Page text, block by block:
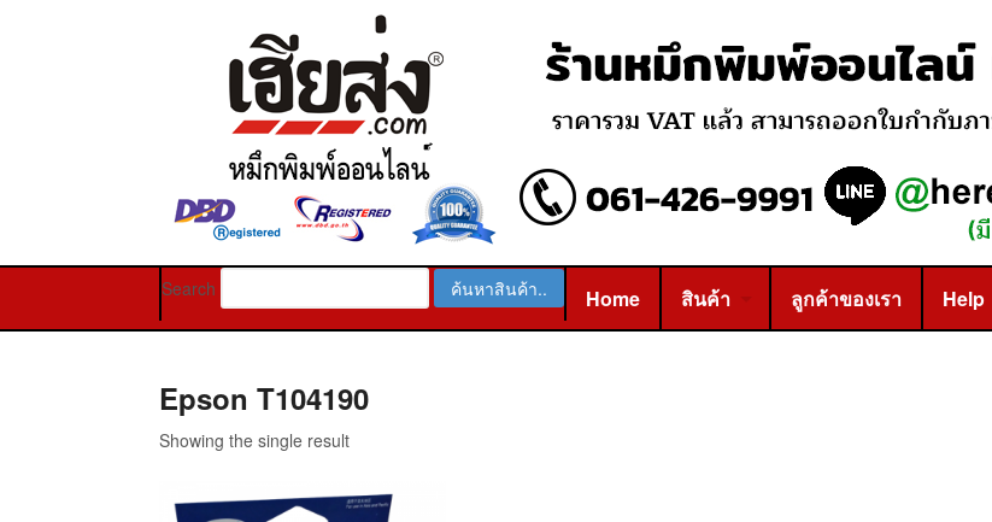
Search Home สินค้า ลูกค้าของเรา Help
Epson T104190
Showing the single result